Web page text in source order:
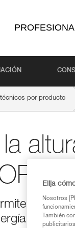
por producto
Elija
Nosotros
También